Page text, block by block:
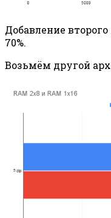
Добавление
70%.
Возьмём другой